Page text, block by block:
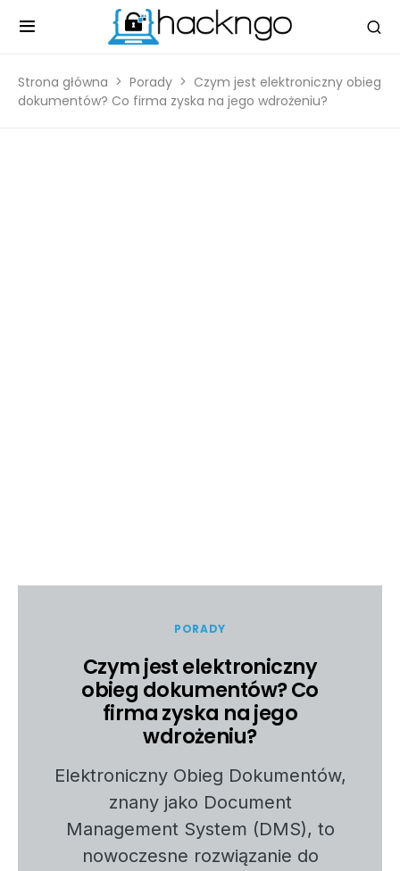
Strona główna Porady
Czym jest elektroniczny obieg
dokumentów? Co firma zyska na jego wdrożeniu?
PORADY
Czym jest elektroniczny
obieg dokumentów? Co
firma zyska na jego
wdrożeniu?
Elektroniczny Obieg Dokumentów,
znany jako Document
Management System (DMS), to
nowoczesne rozwiązanie do